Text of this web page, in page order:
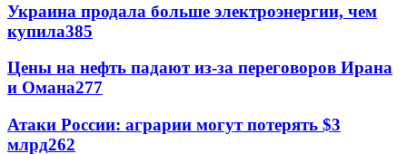
Украина продала больше электроэнергии, чем
купила385
Цены на нефть падают из-за переговоров Ирана
и Омана277
Атаки России: аграрии могут потерять $3
млрд262